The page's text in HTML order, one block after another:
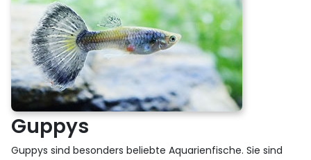
Guppys
Guppys sind besonders beliebte Aquarienfische. Sie sind